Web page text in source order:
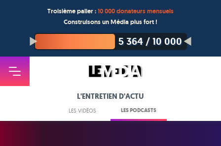
Troisième palier :10 000 donateurs mensuels
Construisons un Média plus fort !
5 364/10 000
L'ENTRETIEN D'ACTU
LES VIDÉOS LES PODCASTS